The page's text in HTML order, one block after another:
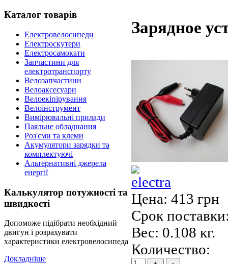
Зарядное
Цена: 413 грн
Срок
Вес: 0.108 кг.
Количество:
Каталог товарів
Електровелосипеди
Електроскутери
Електросамокати
Запчастини для
електротранспорту
Велозапчастини
Велоаксесуари
Велоекіпірування
Велоінструмент
Вимірювальні прилади
Паяльне обладнання
Роз'єми та клеми
Акумулятори зарядки та
комплектуючі
Альтернативні джерела
енергії
Калькулятор потужності та
швидкості
Допоможе підібрати необхідний
двигун і розрахувати
характеристики електровелосипеда
Докладніше